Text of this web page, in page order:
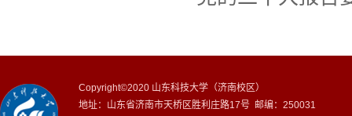
Copyright©2020 山东科技大学（济南校区）
地址：山东省济南市天桥区胜利庄路17号 邮编：250031